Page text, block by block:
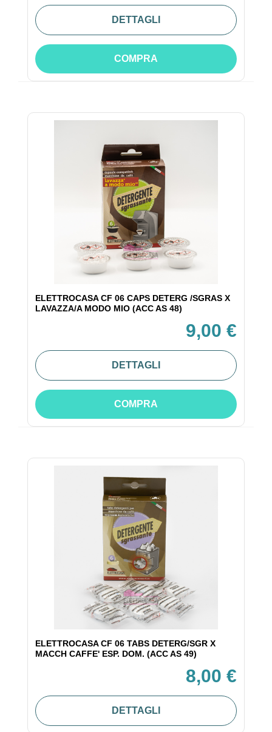
DETTAGLI
COMPRA
ELETTROCASA CF 06 CAPS DETERG /SGRAS X
LAVAZZA/A MODO MIO (ACC AS 48)
9,00 €
DETTAGLI
COMPRA
ELETTROCASA CF 06 TABS DETERG/SGR X
MACCH CAFFE' ESP. DOM. (ACC AS 49)
8,00 €
DETTAGLI